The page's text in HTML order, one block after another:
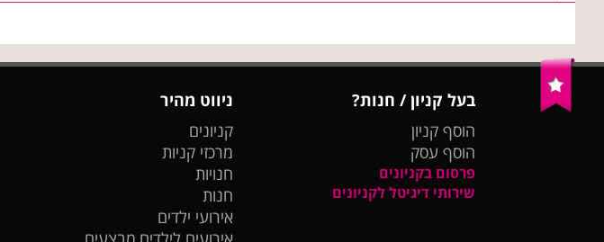
בעל קניון / חנות?
הוסף קניון
הוסף עסק
פרסום בקניונים
שירותי דיגיטל לקניונים
ניווט מהיר
קניונים
מרכזי קניות
חנויות
חנות
אירועי ילדים